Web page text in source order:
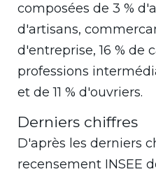
composées de 3 %
d'artisans,
d'entreprise, 16 % de
professions
et de 11 % d'ouvriers.
Derniers chiffres
D'après les derniers
recensement INSEE